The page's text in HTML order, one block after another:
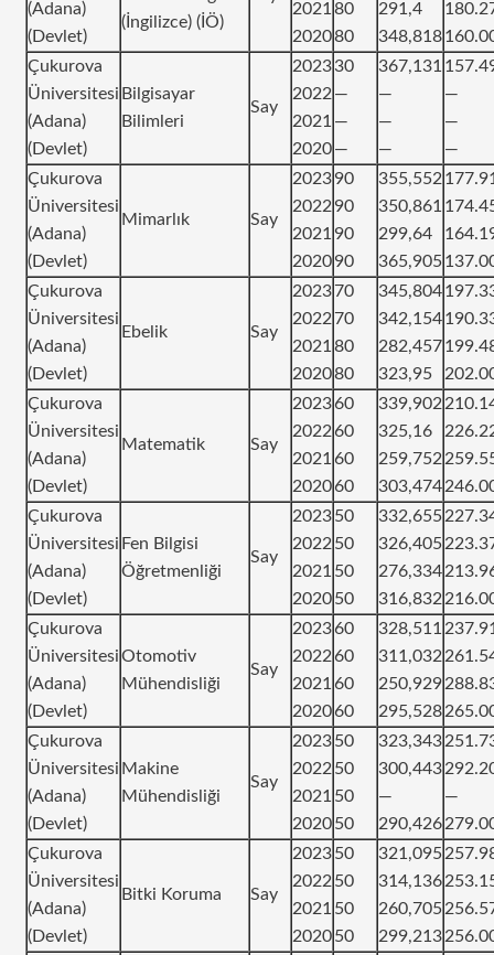
(Adana)
(Devlet)
(İngilizce) (İÖ)
2021
2020
80
80
291,4
348,818
Çukurova
Üniversitesi
(Adana)
(Devlet)
Bilgisayar
Bilimleri
Say
2023
2022
2021
2020
30
—
—
—
367,131
—
—
—
—
—
—
Çukurova
Üniversitesi
(Adana)
(Devlet)
Mimarlık Say
2023
2022
2021
2020
90
90
90
90
355,552
350,861
299,64
365,905
Çukurova
Üniversitesi
(Adana)
(Devlet)
Ebelik Say
2023
2022
2021
2020
70
70
80
80
345,804
342,154
282,457
323,95
Çukurova
Üniversitesi
(Adana)
(Devlet)
Matematik Say
2023
2022
2021
2020
60
60
60
60
339,902
325,16
259,752
303,474
Çukurova
Üniversitesi
(Adana)
(Devlet)
Fen Bilgisi
Öğretmenliği
Say
2023
2022
2021
2020
50
50
50
50
332,655
326,405
276,334
316,832
Çukurova
Üniversitesi
(Adana)
(Devlet)
Otomotiv
Mühendisliği
Say
2023
2022
2021
2020
60
60
60
60
328,511
311,032
250,929
295,528
Çukurova
Üniversitesi
(Adana)
(Devlet)
Makine
Mühendisliği
Say
2023
2022
2021
2020
50
50
50
50
323,343
300,443
—
290,426
—
Çukurova
Üniversitesi
(Adana)
(Devlet)
Bitki Koruma Say
2023
2022
2021
2020
50
50
50
50
321,095
314,136
260,705
299,213